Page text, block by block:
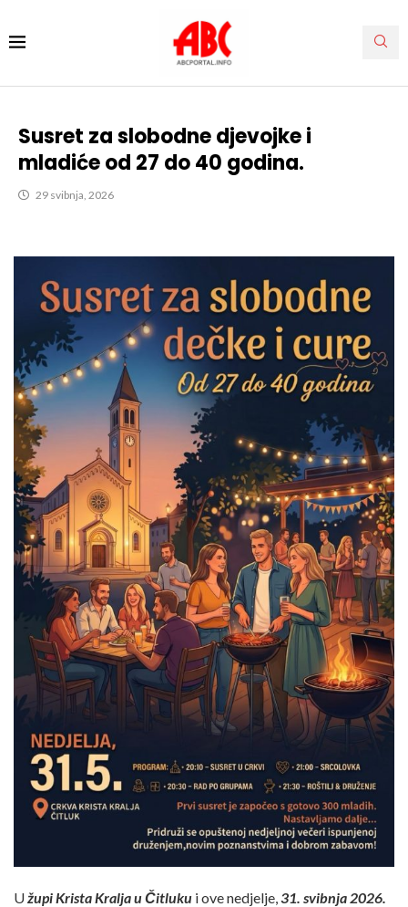
Susret za slobodne djevojke i
mladiće od 27 do 40 godina.
29 svibnja, 2026
U župi Krista Kralja u Čitluku i ove nedjelje, 31. svibnja 2026.